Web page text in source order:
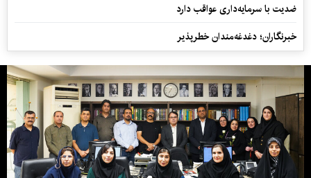
ضدیت با سرمایه‌داری عواقب دارد
خبرنگاران؛ دغدغه‌مندان خطرپذیر